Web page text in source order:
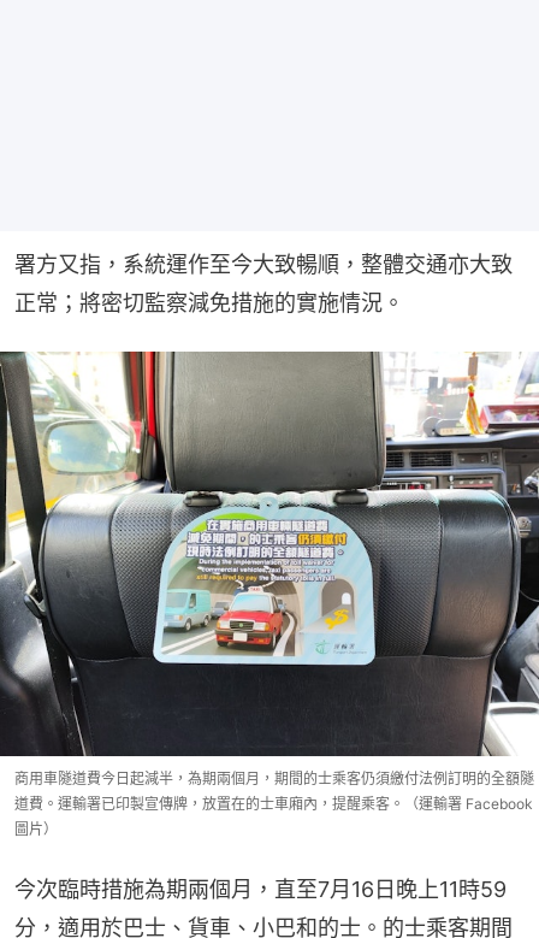
署方又指，系統運作至今大致暢順，整體交通亦大致
正常；將密切監察減免措施的實施情況。
商用車隧道費今日起減半，為期兩個月，期間的士乘客仍須繳付法例訂明的全額隧
道費。運輸署已印製宣傳牌，放置在的士車廂內，提醒乘客。（運輸署 Facebook
圖片）
今次臨時措施為期兩個月，直至7月16日晚上11時59
分，適用於巴士、貨車、小巴和的士。的士乘客期間